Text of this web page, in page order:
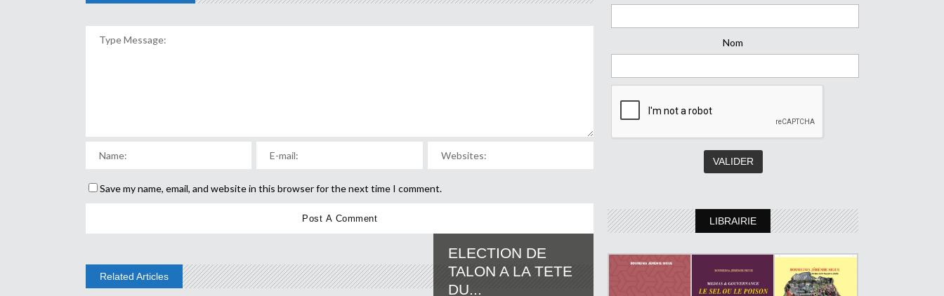
Save my name, email, and website in this browser for the next time I comment.
Related Articles
ELECTION DE
TALON A LA TETE
DU...
Nom
LIBRAIRIE